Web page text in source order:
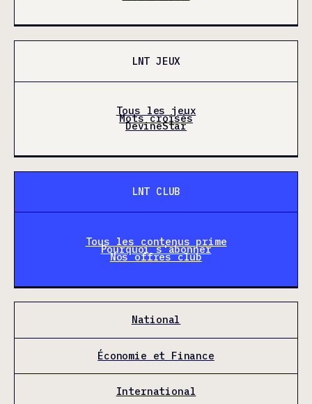
LNT JEUX
Tous les jeux
Mots croisés
DevineStar
LNT CLUB
Tous les contenus prime
Pourquoi s'abonner
Nos offres club
National
Économie et Finance
International